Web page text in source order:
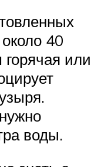
40
или
воды.